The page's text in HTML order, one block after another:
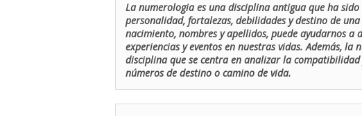
La numerologia es una disciplina antigua que ha
personalidad, fortalezas, debilidades y destino de
nacimiento, nombres y apellidos, puede ayudarnos a
experiencias y eventos en nuestras vidas. Además,
disciplina que se centra en analizar la
números de destino o camino de vida.